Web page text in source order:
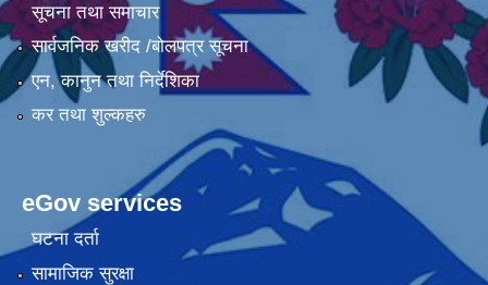
सूचना तथा समाचार
सार्वजनिक खरीद /बोलपत्र सूचना
एन, कानुन तथा निर्देशिका
कर तथा शुल्कहरु
eGov services
घटना दर्ता
सामाजिक सुरक्षा